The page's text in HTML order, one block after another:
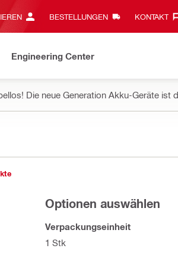
BESTELLUNGEN KONTAKT‎
Engineering Center
Die neue Generation Akku-Geräte ist
Optionen auswählen
Verpackungseinheit
1 Stk